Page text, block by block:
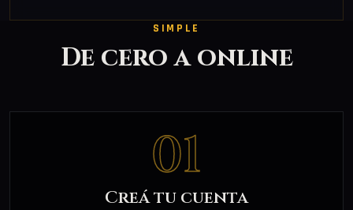
SIMPLE
De cero a online
01
Creá tu cuenta